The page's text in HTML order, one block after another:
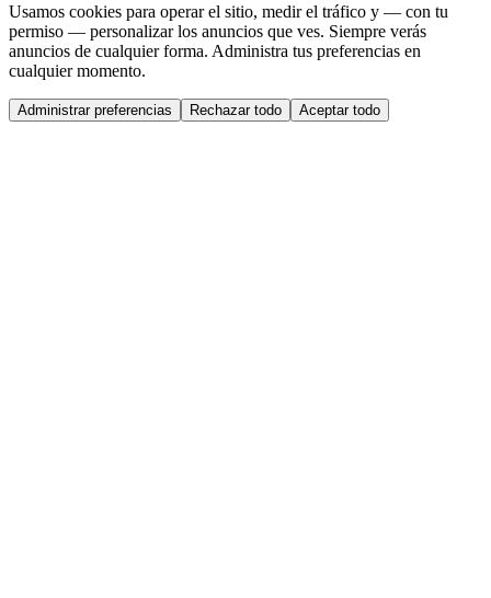
Usamos cookies para operar el sitio, medir el tráfico y — con tu
permiso — personalizar los anuncios que ves. Siempre verás
anuncios de cualquier forma. Administra tus preferencias en
cualquier momento.
Administrar preferencias Rechazar todo Aceptar todo